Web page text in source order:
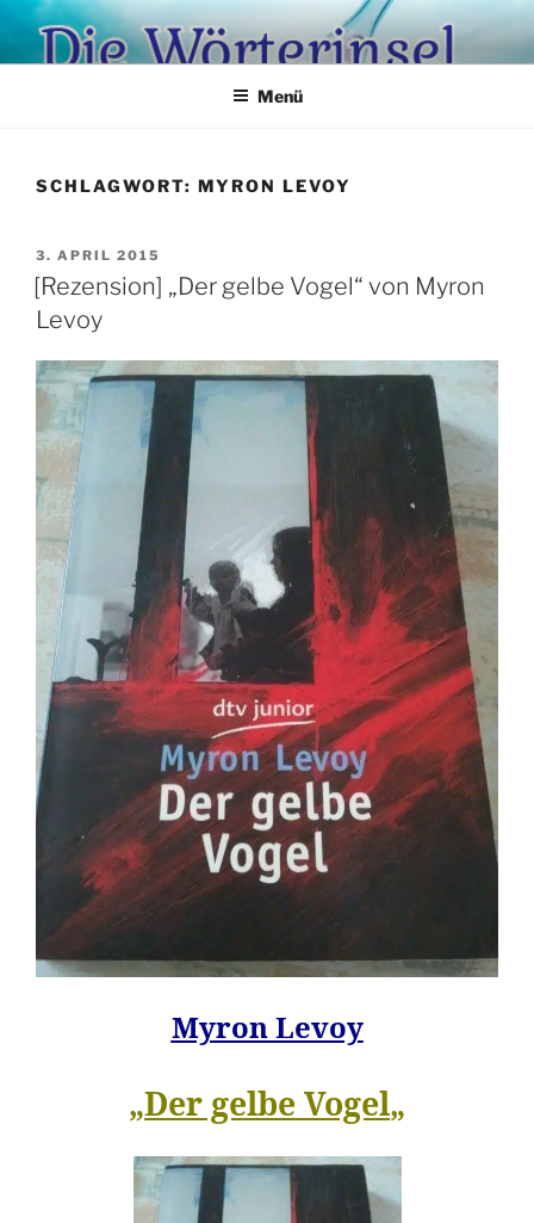
Zum
Inhalt
springen
Menü
SCHLAGWORT: MYRON LEVOY
VERÖFFENTLICHT
AM
3. APRIL 2015
[Rezension] „Der gelbe Vogel“ von Myron
Levoy
Myron Levoy
„Der gelbe Vogel„